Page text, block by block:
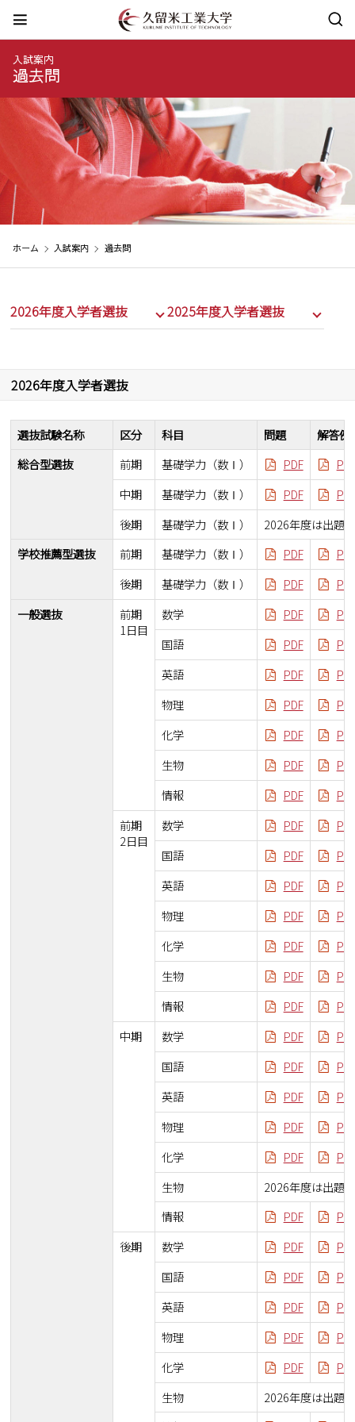
入試案内
過去問
ホーム 入試案内 過去問
2026年度入学者選抜 2025年度入学者選抜
2026年度入学者選抜
選抜試験名称 区分 科目 問題
解答例
総合型選抜
前期 基礎学力（数Ⅰ） PDF
中期
基礎学力（数Ⅰ） PDF
後期
基礎学力（数Ⅰ）
2026年度は出題
学校推薦型選抜
前期 基礎学力（数Ⅰ） PDF
後期
基礎学力（数Ⅰ） PDF
一般選抜
前期
1日目
数学 PDF
国語
PDF
英語
PDF
物理
PDF
化学
PDF
生物
PDF
情報
PDF
前期
2日目
数学 PDF
国語
PDF
英語
PDF
物理
PDF
化学
PDF
生物
PDF
情報
PDF
中期
数学 PDF
国語
PDF
英語
PDF
物理
PDF
化学
PDF
生物
2026年度は出題
情報
PDF
後期
数学 PDF
国語
PDF
英語
PDF
物理
PDF
化学
PDF
生物
2026年度は出題